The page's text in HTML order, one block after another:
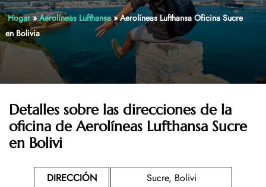
Hogar»Aerolíneas Lufthansa»Aerolíneas Lufthansa Oficina Sucre
en Bolivia
Detalles sobre las direcciones de la
oficina de Aerolíneas Lufthansa Sucre
en Bolivi
DIRECCIÓN
Sucre, Bolivi